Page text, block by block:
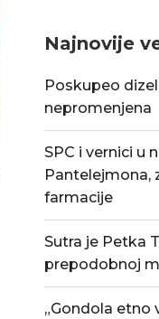
Tradicionalna
8.
Najnovije
Poskupeo
nepromenjena
SPC i vernici u
Pantelejmona,
farmacije
Sutra je Petka
prepodobnoj
„Gondola etno